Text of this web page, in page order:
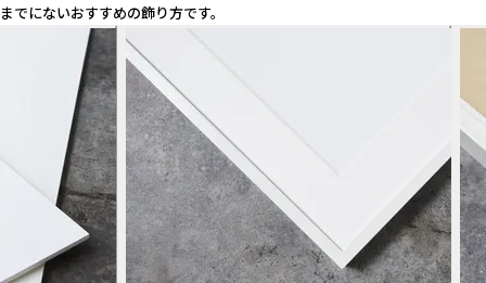
でにないおすすめの飾り方です。